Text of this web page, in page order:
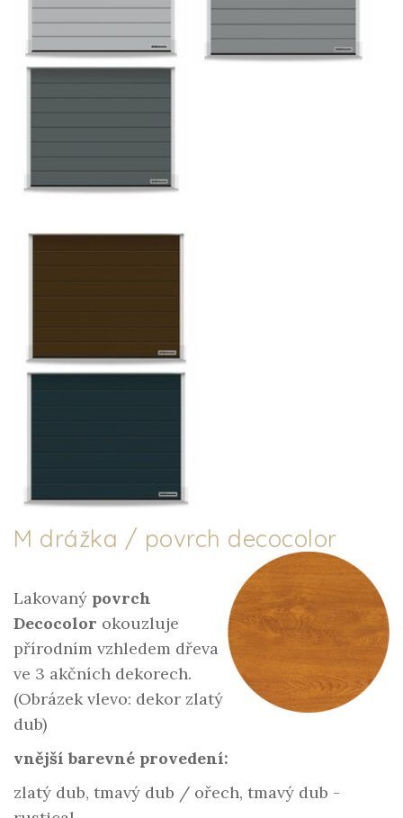
M drážka / povrch decocolor
Lakovaný povrch
Decocolor okouzluje
přírodním vzhledem dřeva
ve 3 akčních dekorech.
(Obrázek vlevo: dekor zlatý
dub)
vnější barevné provedení:
zlatý dub, tmavý dub / ořech, tmavý dub -